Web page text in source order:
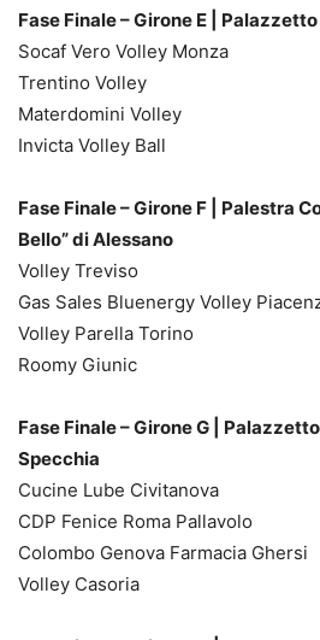
Fase Finale – Girone E |
Socaf Vero Volley Monza
Trentino Volley
Materdomini Volley
Invicta Volley Ball
Fase Finale – Girone F | Palestra
Bello” di Alessano
Volley Treviso
Gas Sales Bluenergy Volley
Volley Parella Torino
Roomy Giunic
Fase Finale – Girone G |
Specchia
Cucine Lube Civitanova
CDP Fenice Roma Pallavolo
Colombo Genova Farmacia Ghersi
Volley Casoria